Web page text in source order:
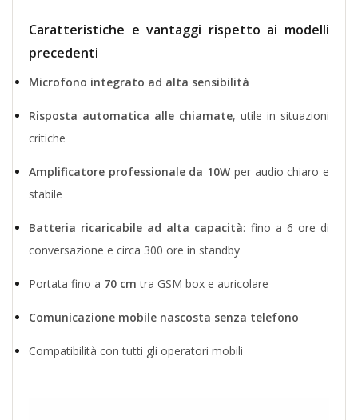
Caratteristiche e vantaggi rispetto ai modelli
precedenti
Microfono integrato ad alta sensibilità
Risposta automatica alle chiamate, utile in situazioni
critiche
Amplificatore professionale da 10W per audio chiaro e
stabile
Batteria ricaricabile ad alta capacità: fino a 6 ore di
conversazione e circa 300 ore in standby
Portata fino a 70 cm tra GSM box e auricolare
Comunicazione mobile nascosta senza telefono
Compatibilità con tutti gli operatori mobili